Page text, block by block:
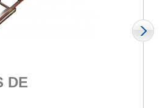
DE